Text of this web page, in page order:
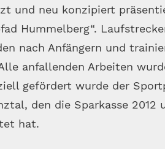
und neu konzipiert
Hummelberg“.
nach Anfängern und
anfallenden Arbeiten
gefördert wurde der
den die Sparkasse 2012
hat.